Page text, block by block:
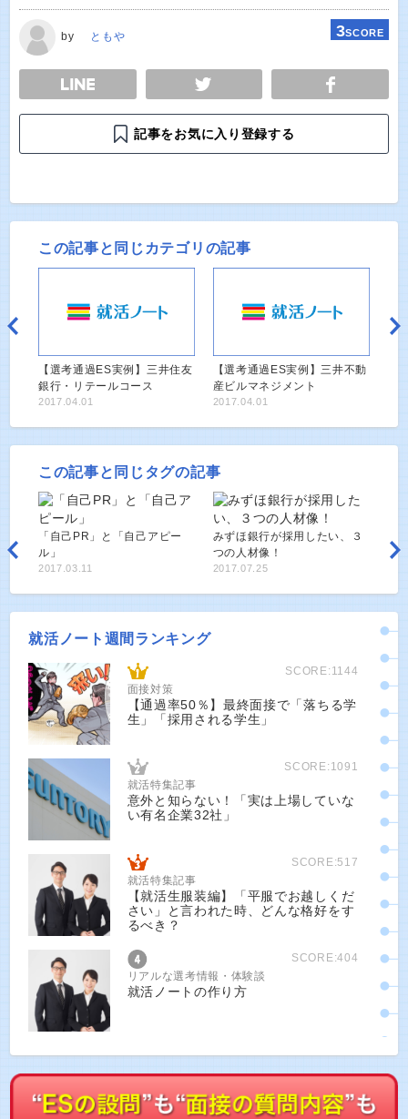
by ともや 3SCORE
TWEET
記事をお気に入り登録する
この記事と同じカテゴリの記事
【選考通過ES実例】三井住友
銀行・リテールコース
2017.04.01
【選考通過ES実例】三井不動
産ビルマネジメント
2017.04.01
この記事と同じタグの記事
「自己PR」と「自己アピー
ル」
2017.03.11
みずほ銀行が採用したい、３
つの人材像！
2017.07.25
就活ノート週間ランキング
SCORE:1144
面接対策
【通過率50％】最終面接で「落ちる学
生」「採用される学生」
SCORE:1091
就活特集記事
意外と知らない！「実は上場していな
い有名企業32社」
SCORE:517
就活特集記事
【就活生服装編】「平服でお越しくだ
さい」と言われた時、どんな格好をす
るべき？
SCORE:404
リアルな選考情報・体験談
就活ノートの作り方